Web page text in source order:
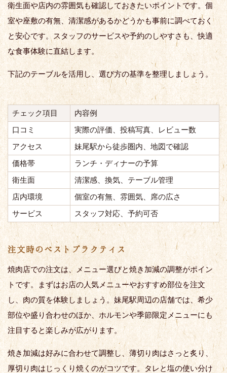
衛生面や店内の雰囲気も確認しておきたいポイントです。個
室や座敷の有無、清潔感があるかどうかも事前に調べておく
と安心です。スタッフのサービスや予約のしやすさも、快適
な食事体験に直結します。
下記のテーブルを活用し、選び方の基準を整理しましょう。
チェック項目
内容例
口コミ
実際の評価、投稿写真、レビュー数
アクセス
妹尾駅から徒歩圏内、地図で確認
価格帯
ランチ・ディナーの予算
衛生面
清潔感、換気、テーブル管理
店内環境
個室の有無、雰囲気、席の広さ
サービス
スタッフ対応、予約可否
注文時のベストプラクティス
焼肉店での注文は、メニュー選びと焼き加減の調整がポイン
トです。まずはお店の人気メニューやおすすめ部位を注文
し、肉の質を体験しましょう。妹尾駅周辺の店舗では、希少
部位や盛り合わせのほか、ホルモンや季節限定メニューにも
注目すると楽しみが広がります。
焼き加減は好みに合わせて調整し、薄切り肉はさっと炙り、
厚切り肉はじっくり焼くのがコツです。タレと塩の使い分け